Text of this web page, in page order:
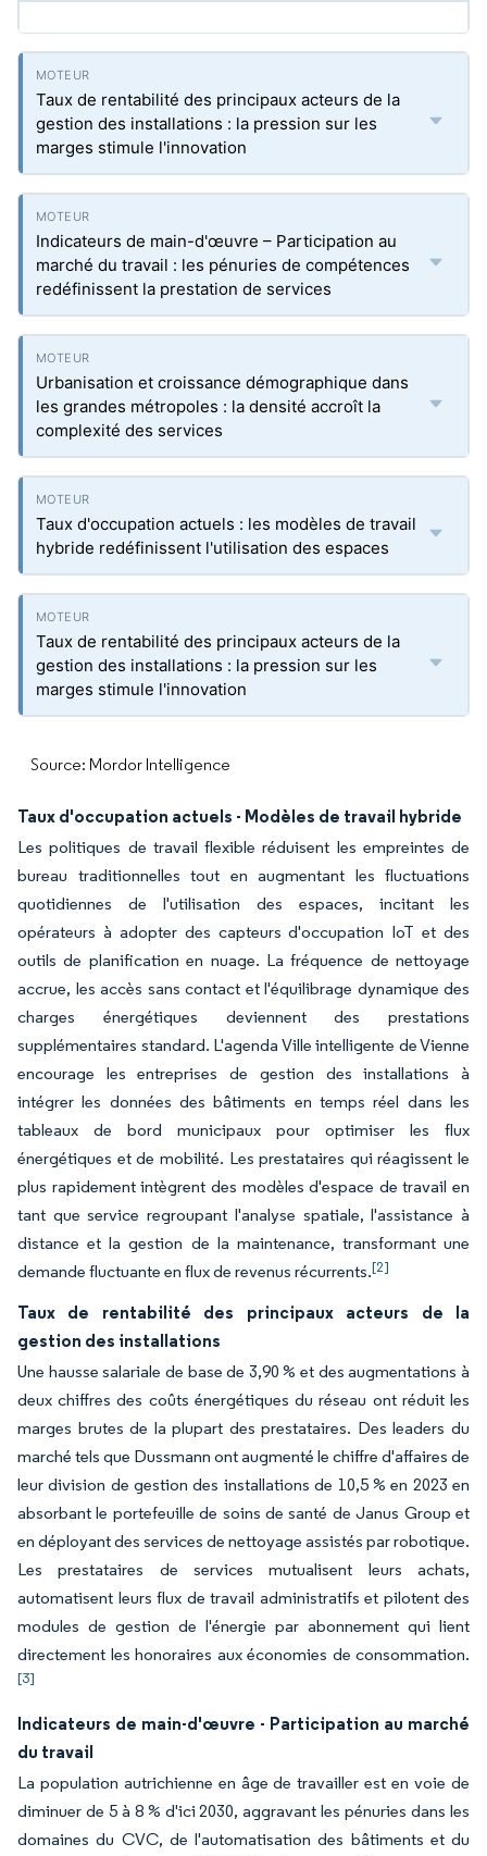
Taux de rentabilité des principaux acteurs de la
gestion des installations : la pression sur les
marges stimule l'innovation
Indicateurs de main-d'œuvre – Participation au
marché du travail : les pénuries de compétences
redéfinissent la prestation de services
Urbanisation et croissance démographique dans
les grandes métropoles : la densité accroît la
complexité des services
Taux d'occupation actuels : les modèles de travail
hybride redéfinissent l'utilisation des espaces
Taux de rentabilité des principaux acteurs de la
gestion des installations : la pression sur les
marges stimule l'innovation
Source: Mordor Intelligence
Taux d'occupation actuels - Modèles de travail hybride
Les politiques de travail flexible réduisent les empreintes de
bureau traditionnelles tout en augmentant les fluctuations
quotidiennes de l'utilisation des espaces, incitant les
opérateurs à adopter des capteurs d'occupation IoT et des
outils de planification en nuage. La fréquence de nettoyage
accrue, les accès sans contact et l'équilibrage dynamique des
charges énergétiques deviennent des prestations
supplémentaires standard. L'agenda Ville intelligente de Vienne
encourage les entreprises de gestion des installations à
intégrer les données des bâtiments en temps réel dans les
tableaux de bord municipaux pour optimiser les flux
énergétiques et de mobilité. Les prestataires qui réagissent le
plus rapidement intègrent des modèles d'espace de travail en
tant que service regroupant l'analyse spatiale, l'assistance à
distance et la gestion de la maintenance, transformant une
demande fluctuante en flux de revenus récurrents.[2]
Taux de rentabilité des principaux acteurs de la
gestion des installations
Une hausse salariale de base de 3,90 % et des augmentations à
deux chiffres des coûts énergétiques du réseau ont réduit les
marges brutes de la plupart des prestataires. Des leaders du
marché tels que Dussmann ont augmenté le chiffre d'affaires de
leur division de gestion des installations de 10,5 % en 2023 en
absorbant le portefeuille de soins de santé de Janus Group et
en déployant des services de nettoyage assistés par robotique.
Les prestataires de services mutualisent leurs achats,
automatisent leurs flux de travail administratifs et pilotent des
modules de gestion de l'énergie par abonnement qui lient
directement les honoraires aux économies de consommation.
[3]
Indicateurs de main-d'œuvre - Participation au marché
du travail
La population autrichienne en âge de travailler est en voie de
diminuer de 5 à 8 % d'ici 2030, aggravant les pénuries dans les
domaines du CVC, de l'automatisation des bâtiments et du